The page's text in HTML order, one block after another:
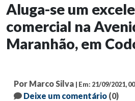
Aluga-se um
comercial na
Maranhão, em
Por Marco Silva | Em: 21/09/2021,
Deixe um comentário (0)